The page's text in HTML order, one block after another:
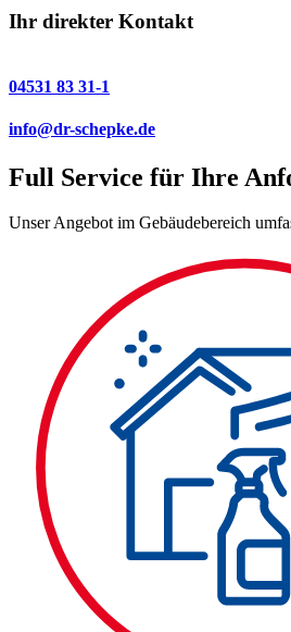
Ihr direkter Kontakt
04531 83 31-1
info@dr-schepke.de
Full Service für Ihre
Unser Angebot im Gebäudebereich